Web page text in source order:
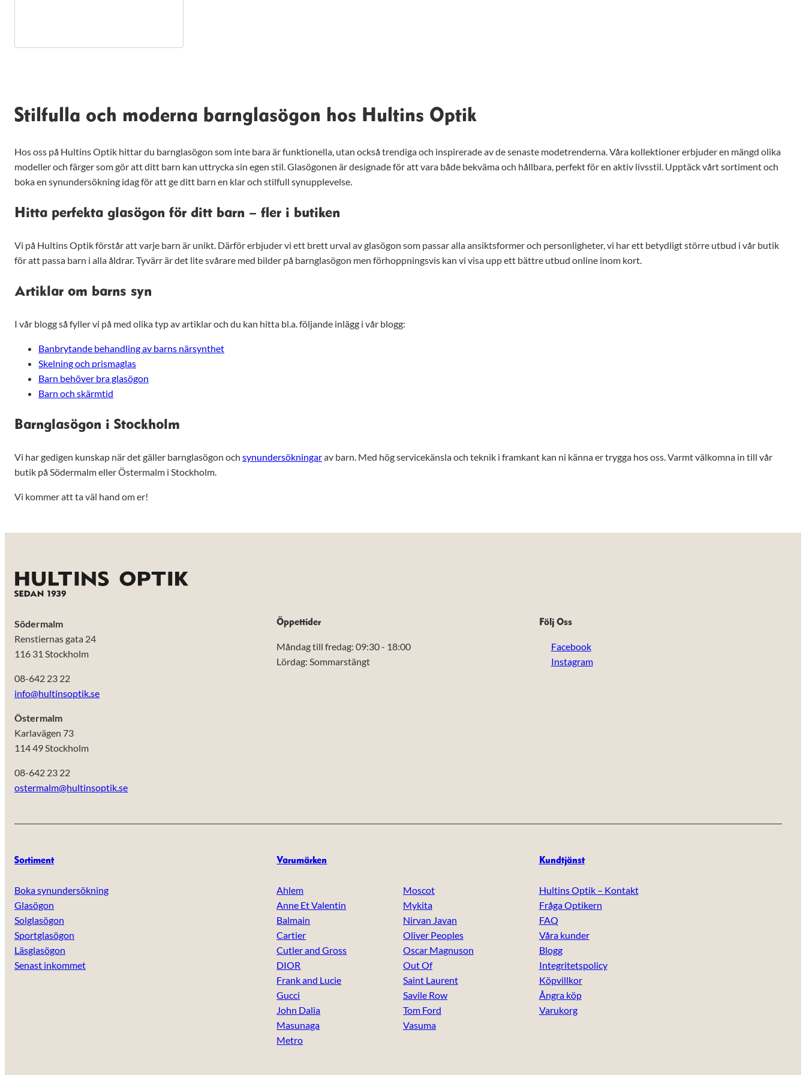
Stilfulla och moderna barnglasögon hos Hultins Optik
Hos oss på Hultins Optik hittar du barnglasögon som inte bara är funktionella, utan också trendiga och inspirerade av de senaste modetrenderna. Våra kollektioner erbjuder en mängd olika
modeller och färger som gör att ditt barn kan uttrycka sin egen stil. Glasögonen är designade för att vara både bekväma och hållbara, perfekt för en aktiv livsstil. Upptäck vårt sortiment och
boka en synundersökning idag för att ge ditt barn en klar och stilfull synupplevelse.
Hitta perfekta glasögon för ditt barn – fler i butiken
Vi på Hultins Optik förstår att varje barn är unikt. Därför erbjuder vi ett brett urval av glasögon som passar alla ansiktsformer och personligheter, vi har ett betydligt större utbud i vår butik
för att passa barn i alla åldrar. Tyvärr är det lite svårare med bilder på barnglasögon men förhoppningsvis kan vi visa upp ett bättre utbud online inom kort.
Artiklar om barns syn
I vår blogg så fyller vi på med olika typ av artiklar och du kan hitta bl.a. följande inlägg i vår blogg:
Banbrytande behandling av barns närsynthet
Skelning och prismaglas
Barn behöver bra glasögon
Barn och skärmtid
Barnglasögon i Stockholm
Vi har gedigen kunskap när det gäller barnglasögon och synundersökningarav barn. Med hög servicekänsla och teknik i framkant kan ni känna er trygga hos oss. Varmt välkomna in till vår
butik på Södermalm eller Östermalm i Stockholm.
Vi kommer att ta väl hand om er!
Södermalm
Renstiernas gata 24
116 31 Stockholm
08-642 23 22
info@hultinsoptik.se
Östermalm
Karlavägen 73
114 49 Stockholm
08-642 23 22
ostermalm@hultinsoptik.se
Öppettider
Måndag till fredag: 09:30 - 18:00
Lördag: Sommarstängt
Följ Oss
Facebook
Instagram
Sortiment
Boka synundersökning
Glasögon
Solglasögon
Sportglasögon
Läsglasögon
Senast inkommet
Varumärken
Ahlem
Anne Et Valentin
Balmain
Cartier
Cutler and Gross
DIOR
Frank and Lucie
Gucci
John Dalia
Masunaga
Metro
Moscot
Mykita
Nirvan Javan
Oliver Peoples
Oscar Magnuson
Out Of
Saint Laurent
Savile Row
Tom Ford
Vasuma
Kundtjänst
Hultins Optik – Kontakt
Fråga Optikern
FAQ
Våra kunder
Blogg
Integritetspolicy
Köpvillkor
Ångra köp
Varukorg
funktionalitet
att försvinna
Marknadsföring
med dig av dina
intressen och ditt
surfar ökar du
chansen att få se
personligt
och erbjudanden.